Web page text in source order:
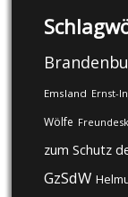
Emsland Ernst-
Wölfe
zum Schutz
GzSdW